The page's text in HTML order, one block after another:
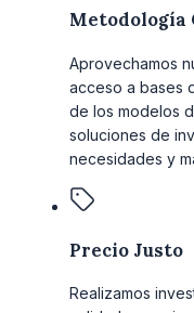
Metodología
Aprovechamos
acceso a bases
de los modelos
soluciones de
necesidades y
Precio Justo
Realizamos